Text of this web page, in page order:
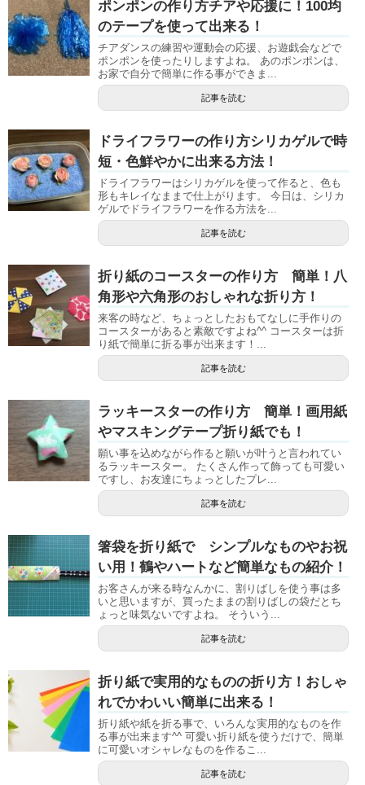
ポンポンの作り方チアや応援に！100均
のテープを使って出来る！
チアダンスの練習や運動会の応援、お遊戯会などで
ポンポンを使ったりしますよね。 あのポンポンは、
お家で自分で簡単に作る事ができま...
記事を読む
ドライフラワーの作り方シリカゲルで時
短・色鮮やかに出来る方法！
ドライフラワーはシリカゲルを使って作ると、色も
形もキレイなままで仕上がります。 今日は、シリカ
ゲルでドライフラワーを作る方法を...
記事を読む
折り紙のコースターの作り方 簡単！八
角形や六角形のおしゃれな折り方！
来客の時など、ちょっとしたおもてなしに手作りの
コースターがあると素敵ですよね^^ コースターは折
り紙で簡単に折る事が出来ます！...
記事を読む
ラッキースターの作り方 簡単！画用紙
やマスキングテープ折り紙でも！
願い事を込めながら作ると願いが叶うと言われてい
るラッキースター。 たくさん作って飾っても可愛い
ですし、お友達にちょっとしたプレ...
記事を読む
箸袋を折り紙で シンプルなものやお祝
い用！鶴やハートなど簡単なもの紹介！
お客さんが来る時なんかに、割りばしを使う事は多
いと思いますが、買ったままの割りばしの袋だとち
ょっと味気ないですよね。 そういう...
記事を読む
折り紙で実用的なものの折り方！おしゃ
れでかわいい簡単に出来る！
折り紙や紙を折る事で、いろんな実用的なものを作
る事が出来ます^^ 可愛い折り紙を使うだけで、簡単
に可愛いオシャレなものを作るこ...
記事を読む